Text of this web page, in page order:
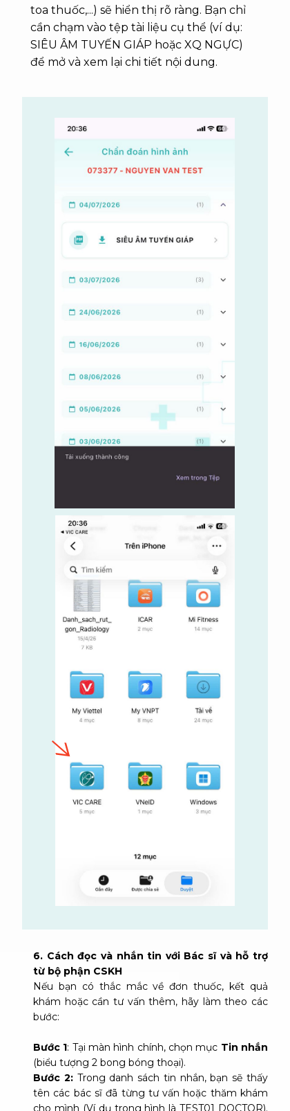
6. Cách đọc và nhắn tin với Bác sĩ và hỗ trợ
từ bộ phận CSKH
Nếu bạn có thắc mắc về đơn thuốc, kết quả
khám hoặc cần tư vấn thêm, hãy làm theo các
bước:
Bước 1: Tại màn hình chính, chọn mục Tin nhắn
(biểu tượng 2 bong bóng thoại).
Bước 2:Trong danh sách tin nhắn, bạn sẽ thấy
tên các bác sĩ đã từng tư vấn hoặc thăm khám
cho mình (Ví dụ trong hình là TEST01 DOCTOR).
toa thuốc,...) sẽ hiển thị rõ ràng. Bạn chỉ
cần chạm vào tệp tài liệu cụ thể (ví dụ:
SIÊU ÂM TUYẾN GIÁP hoặc XQ NGỰC)
để mở và xem lại chi tiết nội dung.